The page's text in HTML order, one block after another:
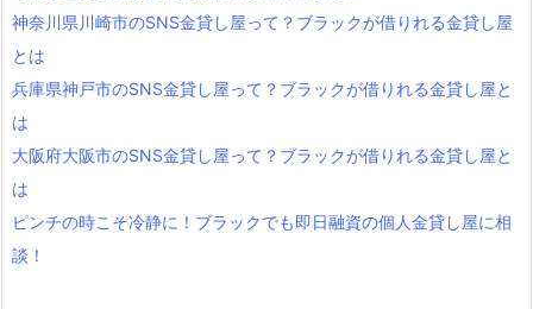
神奈川県川崎市のSNS金貸し屋って？ブラックが借りれる金貸し屋
とは
兵庫県神戸市のSNS金貸し屋って？ブラックが借りれる金貸し屋と
は
大阪府大阪市のSNS金貸し屋って？ブラックが借りれる金貸し屋と
は
ピンチの時こそ冷静に！ブラックでも即日融資の個人金貸し屋に相
談！